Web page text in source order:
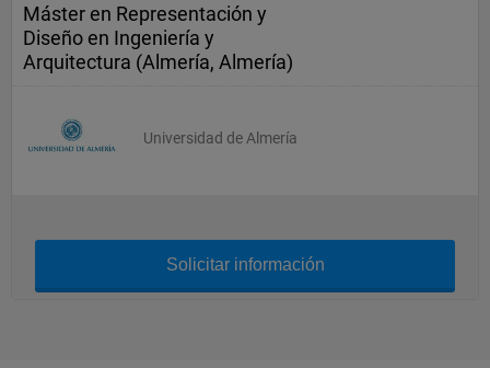
Máster en Representación y
Diseño en Ingeniería y
Arquitectura (Almería, Almería)
Universidad de Almería
Solicitar información